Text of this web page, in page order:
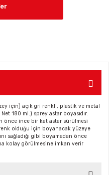
için) açık gri renkli, plastik ve metal
180 ml.) sprey astar boyasıdır.
önce ince bir kat astar sürülmesi
olduğu için boyanacak yüzeye
sağladığı gibi boyamadan önce
kolay görülmesine imkan verir